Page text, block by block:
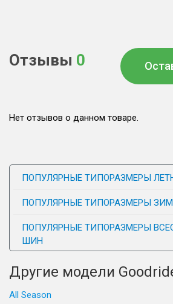
Отзывы 0
Нет отзывов о данном товаре.
ПОПУЛЯРНЫЕ ТИПОРАЗМЕРЫ
ПОПУЛЯРНЫЕ ТИПОРАЗМЕРЫ
ПОПУЛЯРНЫЕ ТИПОРАЗМЕРЫ
ШИН
Другие модели
All Season